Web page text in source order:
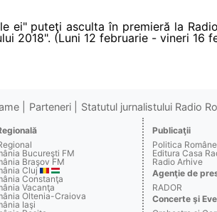
ei" puteţi asculta în premieră la
2018". (Luni 12 februarie - vineri 16
Parteneri Statutul jurnalistului Radio
Bucureşti FM
Braşov FM
Cluj
Constanţa
Vacanţa
Oltenia-Craiova
Iaşi
Publicaţii
Politica
Editura Casa
Radio Arhive
Agenţie de
RADOR
Concerte şi